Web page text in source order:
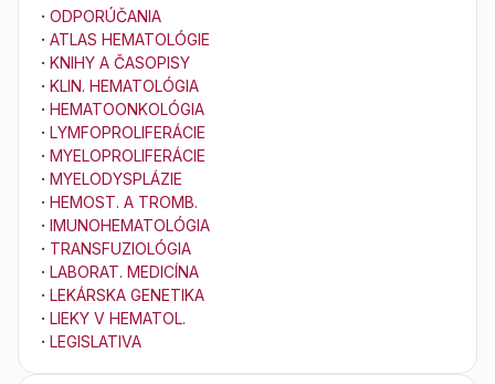
· ODPORÚČANIA
· ATLAS HEMATOLÓGIE
· KNIHY A ČASOPISY
· KLIN. HEMATOLÓGIA
· HEMATOONKOLÓGIA
· LYMFOPROLIFERÁCIE
· MYELOPROLIFERÁCIE
· MYELODYSPLÁZIE
· HEMOST. A TROMB.
· IMUNOHEMATOLÓGIA
· TRANSFUZIOLÓGIA
· LABORAT. MEDICÍNA
· LEKÁRSKA GENETIKA
· LIEKY V HEMATOL.
· LEGISLATIVA